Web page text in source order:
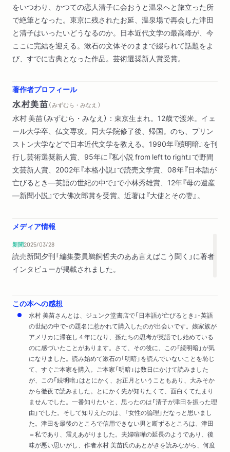
をいつわり、かつての恋人清子に会おうと温泉へと旅立った所
で絶筆となった。東京に残されたお延、温泉場で再会した津田
と清子はいったいどうなるのか。日本近代文学の最高峰が、今
ここに完結を迎える。漱石の文体そのままで綴られて話題をよ
び、すでに古典となった作品。芸術選奨新人賞受賞。
著作者プロフィール
水村美苗（ みずむら・みなえ ）
水村 美苗（みずむら・みなえ）：東京生まれ。12歳で渡米。イェ
ール大学卒、仏文専攻。同大学院修了後、帰国。のち、プリン
ストン大学などで日本近代文学を教える。1990年『續明暗』を刊
行し芸術選奨新人賞、95年に『私小説 from left to right』で野間
文芸新人賞、2002年『本格小説』で読売文学賞、08年『日本語が
亡びるとき―英語の世紀の中で』で小林秀雄賞、12年『母の遺産
―新聞小説』で大佛次郎賞を受賞。近著は『大使とその妻』。
メディア情報
新聞2025/03/28
読売新聞夕刊「編集委員鵜飼哲夫のああ言えばこう聞く」に著者
インタビューが掲載されました。
この本への感想
水村 美苗さんとは、ジュンク堂書店で「日本語が亡びるとき」-英語
の世紀の中で-の題名に惹かれて購入したのが出会いです。娘家族が
アメリカに滞在し４年になり、孫たちの思考が英語でし始めている
のに感づいたことがあります。さて、その後に、この「続明暗」が気
になりました。読み始めて漱石の「明暗」を読んでいないことを恥じ
て、すぐご本家を購入。ご本家「明暗」は数日にかけて読みました
が、この「続明暗」はとにかく、お正月ということもあり、大みそか
から徹夜で読みました。とにかく先が知りたくて、面白くてたまり
ませんでした。一番知りたいと、思ったのは「清子が津田を振った理
由」でした。そして知りえたのは、「女性の論理」だなっと思いまし
た。津田を最後のところで信用できない男と断ずるところは、津田
＝私であり、震えあがりました。夫婦喧嘩の延長のようであり、後
味が悪い思いがし、作者水村 美苗氏のあとがきを読みながら、何度